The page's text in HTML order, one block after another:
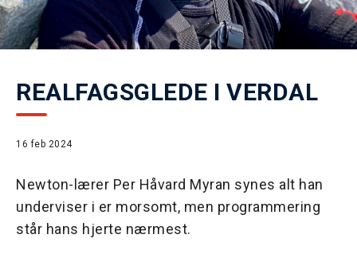
REALFAGSGLEDE I VERDAL
16 feb 2024
Newton-lærer Per Håvard Myran synes alt han
underviser i er morsomt, men programmering
står hans hjerte nærmest.